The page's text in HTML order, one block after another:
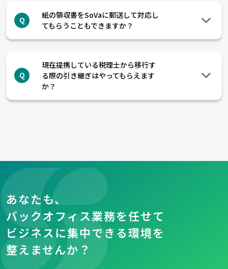
Q
紙の領収書をSoVaに郵送して対応し
てもらうこともできますか？
Q
現在提携している税理士から移行す
る際の引き継ぎはやってもらえます
か？
あなたも、
バックオフィス業務を任せて
ビジネスに集中できる環境を
整えませんか？